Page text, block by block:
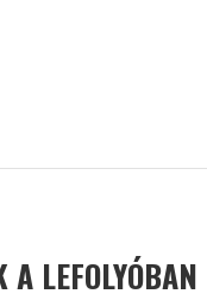
A LEFOLYÓBAN